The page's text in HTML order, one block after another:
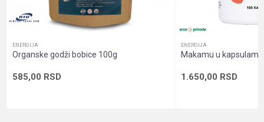
Oblik
Bočica sa prahom
Pol Unisex
Sadržaj
ENERGIJA
Organske godži bobice 100g
585,00 RSD
ENERGIJA
Makamu u
1.650,00 RSD